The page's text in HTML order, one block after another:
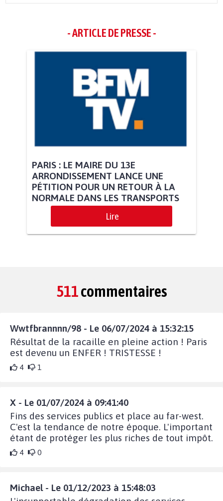
- ARTICLE DE PRESSE -
PARIS : LE MAIRE DU 13E
ARRONDISSEMENT LANCE UNE
PÉTITION POUR UN RETOUR À LA
NORMALE DANS LES TRANSPORTS
Lire
511commentaires
Wwtfbrannnn/98 - Le 06/07/2024 à 15:32:15
Résultat de la racaille en pleine action ! Paris
est devenu un ENFER ! TRISTESSE !
4 1
X - Le 01/07/2024 à 09:41:40
Fins des services publics et place au far-west.
C'est la tendance de notre époque. L'important
étant de protéger les plus riches de tout impôt.
4 0
Michael - Le 01/12/2023 à 15:48:03